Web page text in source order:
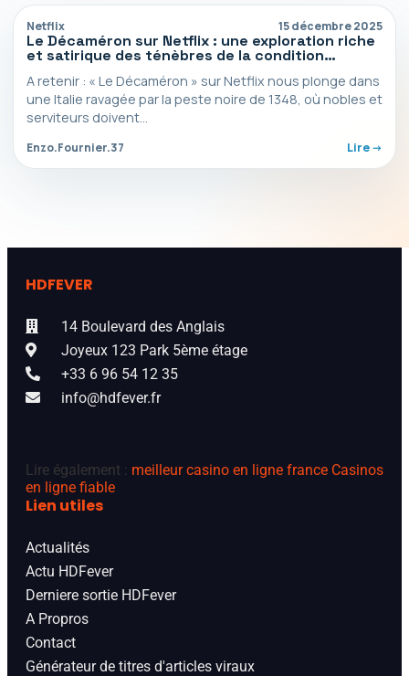
Netflix 15 décembre 2025
Le Décaméron sur Netflix : une exploration riche
et satirique des ténèbres de la condition
A retenir : « Le Décaméron » sur Netflix nous plonge dans
une Italie ravagée par la peste noire de 1348, où nobles et
serviteurs doivent…
Enzo.Fournier.37 Lire ->
HDFEVER
14 Boulevard des Anglais
Joyeux 123 Park 5ème étage
+33 6 96 54 12 35
info@hdfever.fr
Lire également : meilleur casino en ligne france Casinos
en ligne fiable
Lien utiles
Actualités
Actu HDFever
Derniere sortie HDFever
A Propros
Contact
Générateur de titres d'articles viraux